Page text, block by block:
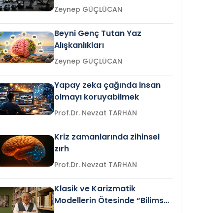
Zeynep GÜÇLÜCAN
Beyni Genç Tutan Yaz
Alışkanlıkları
Zeynep GÜÇLÜCAN
Yapay zeka çağında insan
olmayı koruyabilmek
Prof.Dr. Nevzat TARHAN
Kriz zamanlarında zihinsel
zırh
Prof.Dr. Nevzat TARHAN
Klasik ve Karizmatik
Modellerin Ötesinde “Bilimsel